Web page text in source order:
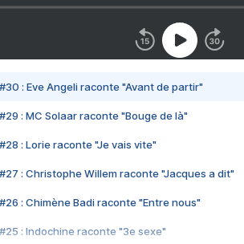
#30 : Eve Angeli raconte "Avant de partir"
#29 : MC Solaar raconte "Bouge de là"
#28 : Lorie raconte "Je vais vite"
#27 : Christophe Willem raconte "Jacques a dit"
#26 : Chimène Badi raconte "Entre nous"
#25 : Indochine raconte "3e sexe"